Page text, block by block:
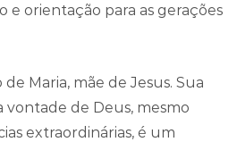
e orientação para as gerações
Maria, mãe de Jesus. Sua
de Deus, mesmo
extraordinárias, é um